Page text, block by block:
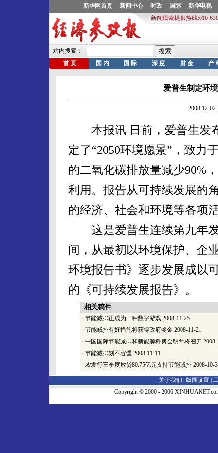
爱普生制定环
2008-12-
本报讯 日前，爱普生发布
定了“2050环境愿景”，致力
的二氧化碳排放量减少90%
利用。报告从可持续发展的
的经济、社会和环境等各项
这是爱普生连续第九年发
间，从最初以环境保护、企
环境报告书》逐步发展成以
的《可持续发展报告》。
相关稿件
· 节能减排正成为一种数字游戏 2008-11-25
· 节能减排有好措施将获得政府奖金 2008-11-21
· 中国国际节能减排和新能源科博会明年将召开
· 节能减排刻不容缓 2008-11-11
· 农发行三季度放贷80.75亿元支持节能减排 2008-10-
关于我们 | 版面设置
Copyright © 2000 - 2006